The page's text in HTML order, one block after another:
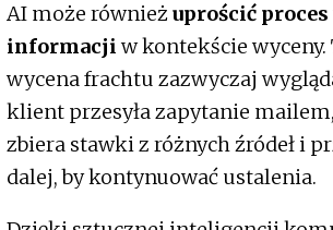
AI może równieżuprościć
informacjiw kontekście
wycena frachtu zazwyczaj
klient przesyła zapytanie
zbiera stawki z różnych źródeł i
dalej, by kontynuować ustalenia.